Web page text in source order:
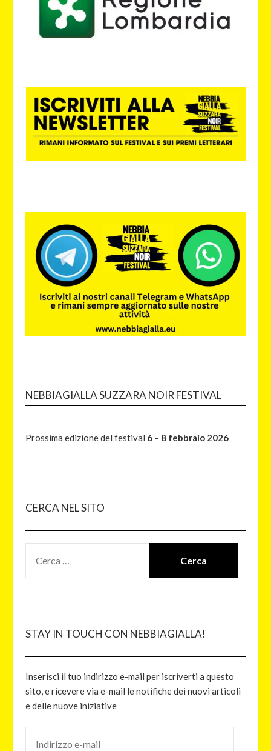
NEBBIAGIALLA SUZZARA NOIR FESTIVAL
Prossima edizione del festival 6 – 8 febbraio 2026
CERCA NEL SITO
STAY IN TOUCH CON NEBBIAGIALLA!
Inserisci il tuo indirizzo e-mail per iscriverti a questo
sito, e ricevere via e-mail le notifiche dei nuovi articoli
e delle nuove iniziative